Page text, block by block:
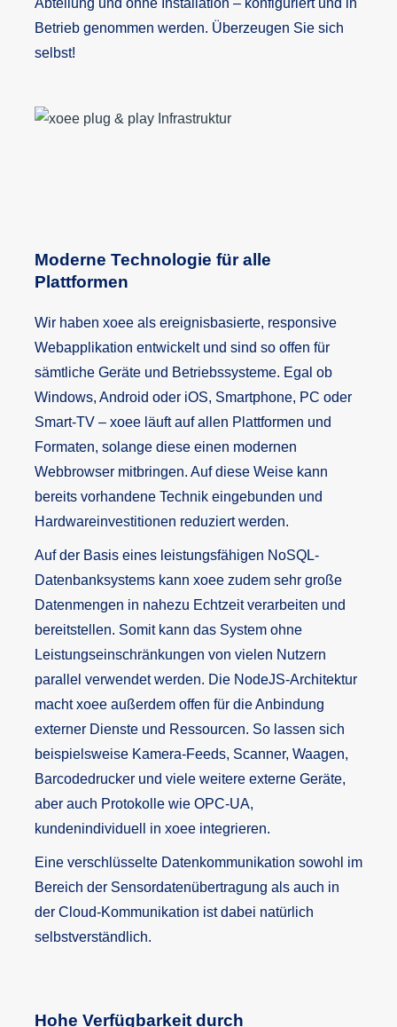
Abteilung und ohne Installation – konfiguriert und in
Betrieb genommen werden. Überzeugen Sie sich
selbst!
Moderne Technologie für alle
Plattformen
Wir haben xoee als ereignisbasierte, responsive
Webapplikation entwickelt und sind so offen für
sämtliche Geräte und Betriebssysteme. Egal ob
Windows, Android oder iOS, Smartphone, PC oder
Smart-TV – xoee läuft auf allen Plattformen und
Formaten, solange diese einen modernen
Webbrowser mitbringen. Auf diese Weise kann
bereits vorhandene Technik eingebunden und
Hardwareinvestitionen reduziert werden.
Auf der Basis eines leistungsfähigen NoSQL-
Datenbanksystems kann xoee zudem sehr große
Datenmengen in nahezu Echtzeit verarbeiten und
bereitstellen. Somit kann das System ohne
Leistungseinschränkungen von vielen Nutzern
parallel verwendet werden. Die NodeJS-Architektur
macht xoee außerdem offen für die Anbindung
externer Dienste und Ressourcen. So lassen sich
beispielsweise Kamera-Feeds, Scanner, Waagen,
Barcodedrucker und viele weitere externe Geräte,
aber auch Protokolle wie OPC-UA,
kundenindividuell in xoee integrieren.
Eine verschlüsselte Datenkommunikation sowohl im
Bereich der Sensordatenübertragung als auch in
der Cloud-Kommunikation ist dabei natürlich
selbstverständlich.
Hohe Verfügbarkeit durch